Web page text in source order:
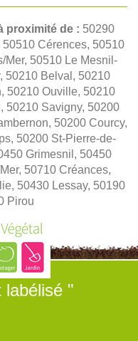
proximité de : 50290
Cérences, 50510
Mer, 50510 Le Mesnil-
50210 Belval, 50210
50210 Ouville, 50210
50210 Savigny, 50200
50200 Courcy,
50200 St-Pierre-de-
Grimesnil, 50450
50710 Créances,
50430 Lessay, 50190
Pirou
labélisé "